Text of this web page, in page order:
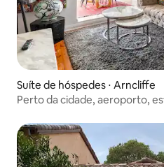
Suíte de hóspedes ⋅ Arncliffe
Perto da cidade, aeroporto,